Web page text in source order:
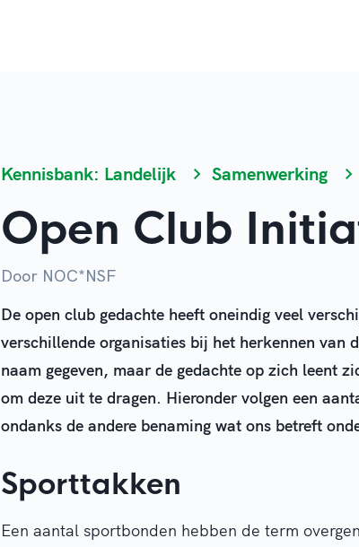
Kennisbank: Landelijk Samenwerking
Open Club
Door NOC*NSF
De open club gedachte heeft oneindig veel
verschillende organisaties bij het herkennen van
naam gegeven, maar de gedachte op zich leent
om deze uit te dragen. Hieronder volgen een
ondanks de andere benaming wat ons betreft
Sporttakken
Een aantal sportbonden hebben de term